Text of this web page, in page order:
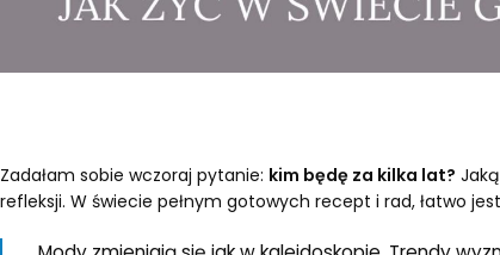
Zadałam sobie wczoraj pytanie: kim będę za kilka lat?
refleksji. W świecie pełnym gotowych recept i rad, łatwo